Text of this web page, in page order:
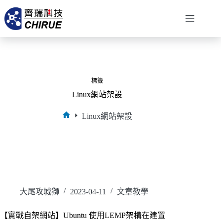
標籤
Linux網站架設
Linux網站架設
大尾攻城獅 2023-04-11 文章教學
【實戰自架網站】Ubuntu 使用LEMP架構在建置